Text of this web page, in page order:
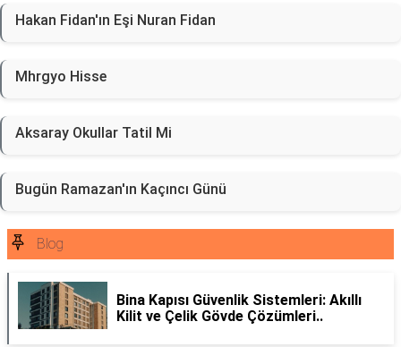
Hakan Fidan'ın Eşi Nuran Fidan
Mhrgyo Hisse
Aksaray Okullar Tatil Mi
Bugün Ramazan'ın Kaçıncı Günü
Blog
Bina Kapısı Güvenlik Sistemleri: Akıllı
Kilit ve Çelik Gövde Çözümleri..